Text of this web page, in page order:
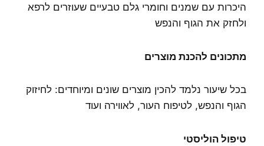
היכרות עם שמנים וחומרי גלם טבעיים שעוזרים לרפא
ולחזק את הגוף והנפש
מתכונים להכנת מוצרים
בכל שיעור נלמד להכין מוצרים שונים ומיוחדים: לחיזוק
הגוף והנפש, לטיפוח העור, לאווירה ועוד
טיפול הוליסטי